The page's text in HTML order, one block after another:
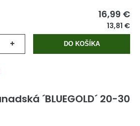
16,99 €
13,81 €
+ DO KOŠÍKA
´BLUEGOLD´ 20-30